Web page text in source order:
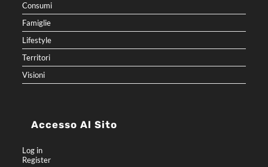
Consumi
Famiglie
Lifestyle
Territori
Visioni
Accesso Al Sito
Log in
Register